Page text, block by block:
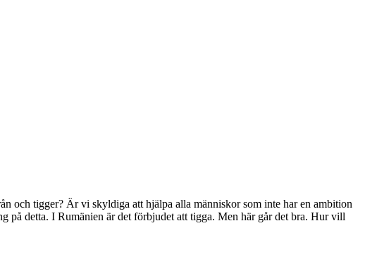
och tigger? Är vi skyldiga att hjälpa alla människor som inte har en ambition
på detta. I Rumänien är det förbjudet att tigga. Men här går det bra. Hur vill